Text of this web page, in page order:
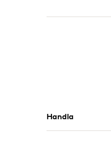
Handla